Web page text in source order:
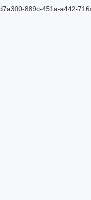
889c-451a-a442-